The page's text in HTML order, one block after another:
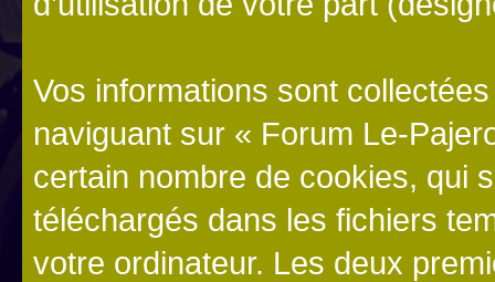
Vos informations sont
naviguant sur « Forum Le-
certain nombre de cookies, qui
téléchargés dans les fichiers
votre ordinateur. Les deux